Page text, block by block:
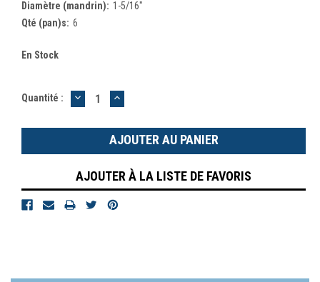
Diamètre (mandrin): 1-5/16"
Qté (pan)s: 6
En Stock
Quantité : DIMINUER
LA
:
AUGMENTER
LA
:
AJOUTER À LA LISTE DE FAVORIS